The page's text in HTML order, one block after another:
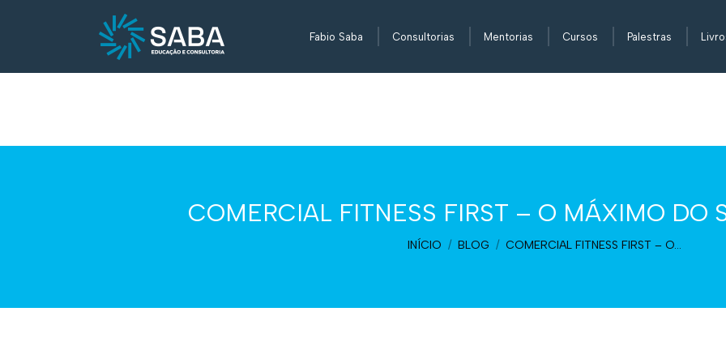
Fabio Saba Consultorias Mentorias Cursos Palestras
COMERCIAL FITNESS FIRST – O MÁXIMO DO
Você está aqui:
INÍCIO BLOG COMERCIAL FITNESS FIRST – O…